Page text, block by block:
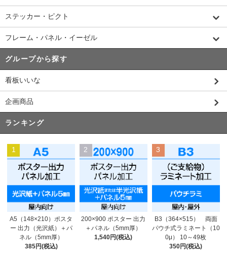
ステッカー・ピクト
フレーム・パネル・イーゼル
グループから探す
看板いいな
企画商品
ランキング
1
A5（148×210）ポスタ
ー 出力（光沢紙）＋パ
ネル（5mm厚）
385円(税込)
2
200×900 ポスター 出力
＋パネル（5mm厚）
1,540円(税込)
3
B3（364×515） 両面
パウチ式ラミネート（10
0μ） 10～49枚
350円(税込)